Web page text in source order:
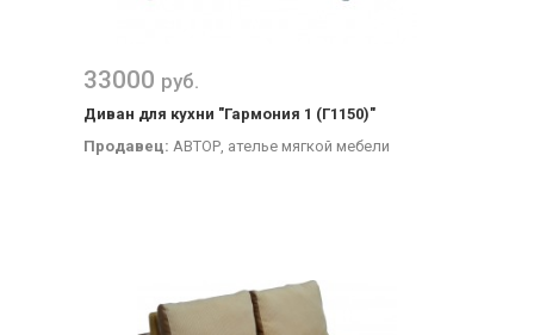
33000 руб.
Диван для кухни "Гармония 1 (Г1150)"
Продавец: АВТОР, ателье мягкой мебели